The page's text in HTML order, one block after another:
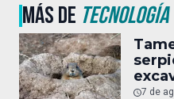
MÁS DE TECNOLOGÍA
7 de